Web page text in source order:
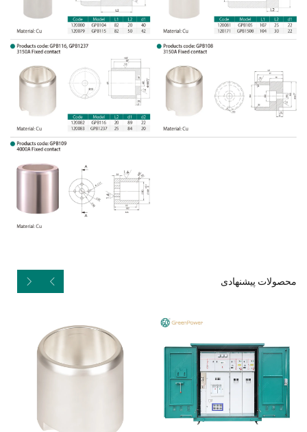
محصولات پیشنهادی